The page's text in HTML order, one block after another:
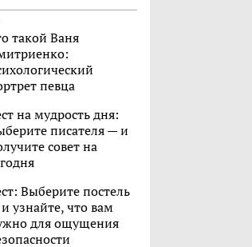
такой Ваня
певца
на мудрость дня:
писателя — и
совет на
Выберите постель
узнайте, что вам
для ощущения